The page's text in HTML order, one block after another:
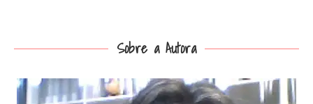
Sobre a Autora